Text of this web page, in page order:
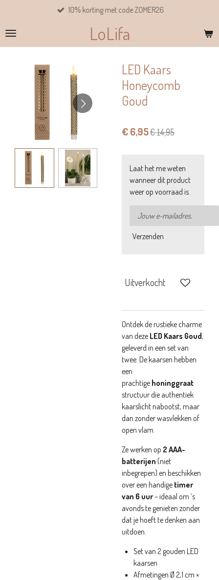
naar
de
LoLifa
10% korting met code ZOMER26
LED Kaars
Honeycomb
Goud
€ 6,95€ 14,95
Laat het me weten
wanneer dit product
weer op voorraad is.
Verzenden
Uitverkocht
Ontdek de rustieke charme
van deze LED Kaars Goud,
geleverd in een set van
twee. De kaarsen hebben
een
prachtige honinggraat
structuur die authentiek
kaarslicht nabootst, maar
dan zonder wasvlekken of
open vlam.
Ze werken op 2 AAA-
batterijen (niet
inbegrepen) en beschikken
over een handige timer
van 6 uur– ideaal om ‘s
avonds te genieten zonder
dat je hoeft te denken aan
uitdoen.
Set van 2 gouden LED
kaarsen
Afmetingen Ø 2,1 cm ×